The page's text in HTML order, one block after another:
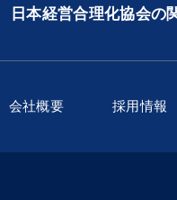
日本経営合理化協会の
会社概要 採用情報